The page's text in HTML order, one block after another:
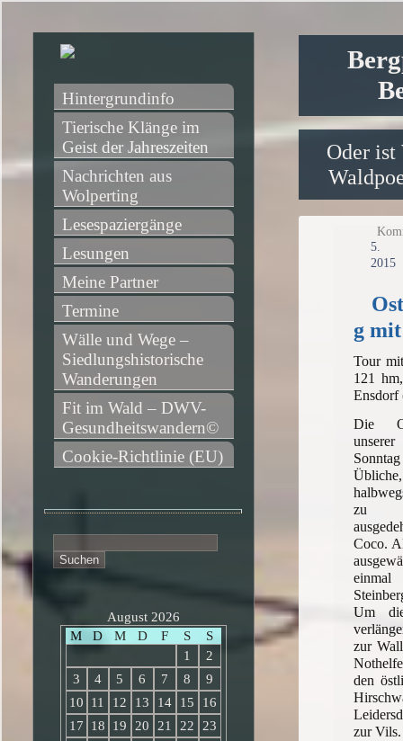
Oder ist
2015
g
Tour
121
Ensdorf
Die
zu
Coco.
Um
zur
den
zur Vils.
Hintergrundinfo
Tierische Klänge im
Geist der Jahreszeiten
Nachrichten aus
Wolperting
Lesespaziergänge
Lesungen
Meine Partner
Termine
Wälle und Wege –
Siedlungshistorische
Wanderungen
Fit im Wald – DWV-
Gesundheitswandern©
Cookie-Richtlinie (EU)
nach:
August 2026
M
D M D F S
S
1
2
3
4 5 6 7 8
9
10
11 12 13 14 15
16
17
18 19 20 21 22
23